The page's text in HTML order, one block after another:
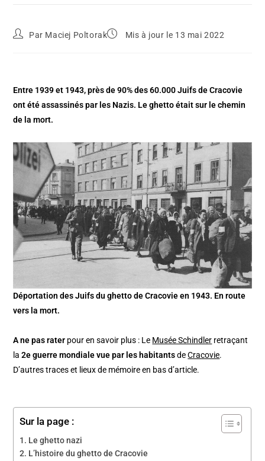
Par Maciej Poltorak Mis à jour le 13 mai 2022
Entre 1939 et 1943, près de 90% des 60.000 Juifs de Cracovie
ont été assassinés par les Nazis. Le ghetto était sur le chemin
de la mort.
Déportation des Juifs du ghetto de Cracovie en 1943. En route
vers la mort.
A ne pas rater pour en savoir plus : Le Musée Schindler retraçant
la2e guerre mondiale vue par les habitantsdeCracovie.
D’autres traces et lieux de mémoire en bas d’article.
Sur la page :
Le ghetto nazi
L’histoire du ghetto de Cracovie